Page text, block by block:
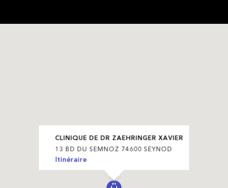
CLINIQUE DE DR ZAEHRINGER XAVIER
13 BD DU SEMNOZ 74600 SEYNOD
Itinéraire